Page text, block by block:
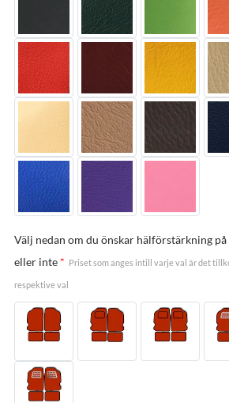
Välj nedan om du önskar hälförstärkning
eller inte * Priset som anges intill varje val är det
respektive val